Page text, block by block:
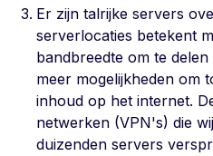
Er zijn talrijke servers
serverlocaties betekent
bandbreedte om te
meer mogelijkheden om
inhoud op het internet.
netwerken (VPN's) die
duizenden servers